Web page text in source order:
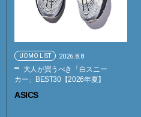
UOMO LIST 2026.8.8
大人が買うべき「白スニー
カー」BEST30【2026年夏】
ASICS